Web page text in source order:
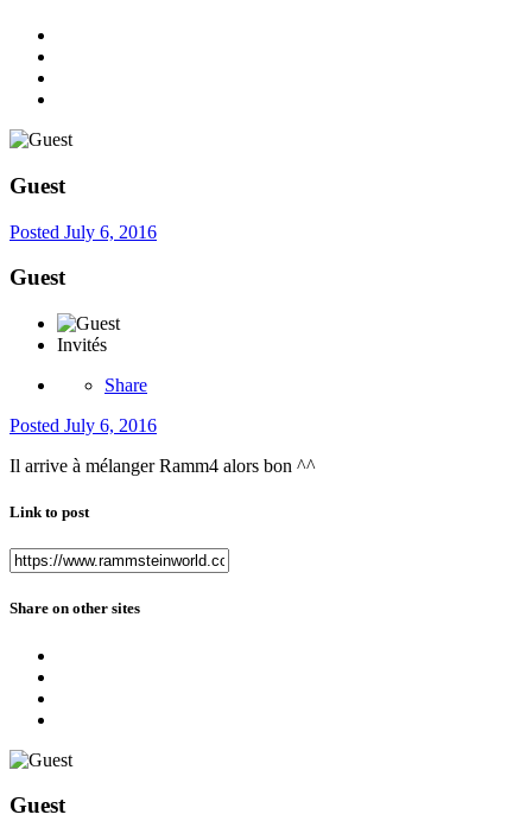
Guest
Posted July 6, 2016
Guest
Invités
Share
Posted July 6, 2016
Il arrive à mélanger Ramm4 alors bon ^^
Link to post
Share on other sites
Guest